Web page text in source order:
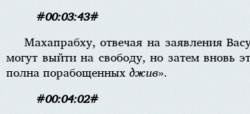
#00:03:43#
Махапрабху, отвечая на заявления
могут выйти на свободу, но затем вновь
полна порабощенныхджив».
#00:04:02#